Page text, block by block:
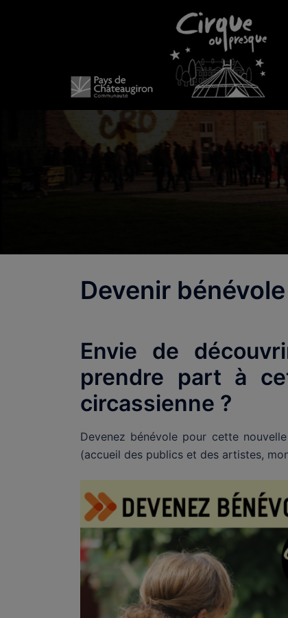
Devenir bénévole
Envie de
prendre part à
circassienne ?
Devenez bénévole pour cette
(accueil des publics et des artistes,